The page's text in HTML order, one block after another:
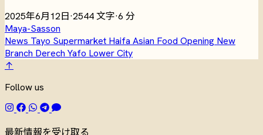
2025年6月12日·2544 文字·6 分
Maya-Sasson
News Tayo Supermarket Haifa Asian Food Opening New
Branch Derech Yafo Lower City
↑
Follow us
最新情報を受け取る